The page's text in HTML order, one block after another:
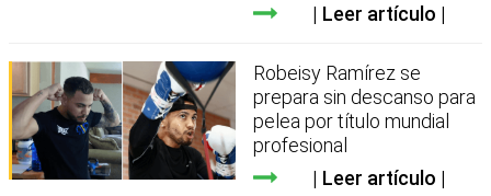
Leer artículo
Robeisy Ramírez se
prepara sin descanso para
pelea por título mundial
profesional
Leer artículo